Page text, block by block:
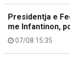
Presidentja e
me Infantinon,
07/08 15:35